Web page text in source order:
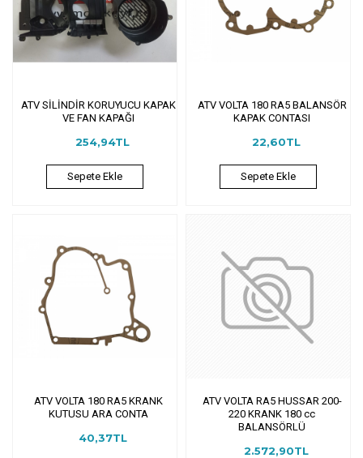
ATV SİLİNDİR KORUYUCU KAPAK
VE FAN KAPAĞI
254,94TL
Sepete Ekle
ATV VOLTA 180 RA5 BALANSÖR
KAPAK CONTASI
22,60TL
Sepete Ekle
ATV VOLTA 180 RA5 KRANK
KUTUSU ARA CONTA
40,37TL
ATV VOLTA RA5 HUSSAR 200-
220 KRANK 180 cc
BALANSÖRLÜ
2.572,90TL